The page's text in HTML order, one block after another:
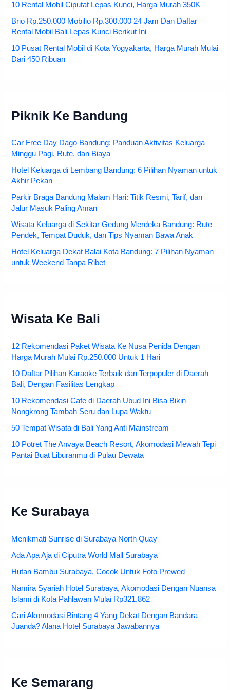
10 Rental Mobil Ciputat Lepas Kunci, Harga Murah 350K
Brio Rp.250.000 Mobilio Rp.300.000 24 Jam Dan Daftar
Rental Mobil Bali Lepas Kunci Berikut Ini
10 Pusat Rental Mobil di Kota Yogyakarta, Harga Murah Mulai
Dari 450 Ribuan
Piknik Ke Bandung
Car Free Day Dago Bandung: Panduan Aktivitas Keluarga
Minggu Pagi, Rute, dan Biaya
Hotel Keluarga di Lembang Bandung: 6 Pilihan Nyaman untuk
Akhir Pekan
Parkir Braga Bandung Malam Hari: Titik Resmi, Tarif, dan
Jalur Masuk Paling Aman
Wisata Keluarga di Sekitar Gedung Merdeka Bandung: Rute
Pendek, Tempat Duduk, dan Tips Nyaman Bawa Anak
Hotel Keluarga Dekat Balai Kota Bandung: 7 Pilihan Nyaman
untuk Weekend Tanpa Ribet
Wisata Ke Bali
12 Rekomendasi Paket Wisata Ke Nusa Penida Dengan
Harga Murah Mulai Rp.250.000 Untuk 1 Hari
10 Daftar Pilihan Karaoke Terbaik dan Terpopuler di Daerah
Bali, Dengan Fasilitas Lengkap
10 Rekomendasi Cafe di Daerah Ubud Ini Bisa Bikin
Nongkrong Tambah Seru dan Lupa Waktu
50 Tempat Wisata di Bali Yang Anti Mainstream
10 Potret The Anvaya Beach Resort, Akomodasi Mewah Tepi
Pantai Buat Liburanmu di Pulau Dewata
Ke Surabaya
Menikmati Sunrise di Surabaya North Quay
Ada Apa Aja di Ciputra World Mall Surabaya
Hutan Bambu Surabaya, Cocok Untuk Foto Prewed
Namira Syariah Hotel Surabaya, Akomodasi Dengan Nuansa
Islami di Kota Pahlawan Mulai Rp321.862
Cari Akomodasi Bintang 4 Yang Dekat Dengan Bandara
Juanda? Alana Hotel Surabaya Jawabannya
Ke Semarang